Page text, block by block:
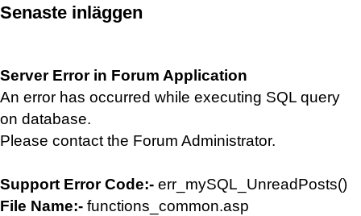
Senaste inläggen
Server Error in Forum Application
An error has occurred while executing SQL query
on database.
Please contact the Forum Administrator.
Support Error Code:- err_mySQL_UnreadPosts()
File Name:- functions_common.asp